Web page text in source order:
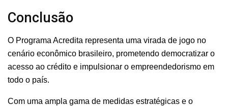
Conclusão
O Programa Acredita representa uma virada de jogo no
cenário econômico brasileiro, prometendo democratizar o
acesso ao crédito e impulsionar o empreendedorismo em
todo o país.
Com uma ampla gama de medidas estratégicas e o